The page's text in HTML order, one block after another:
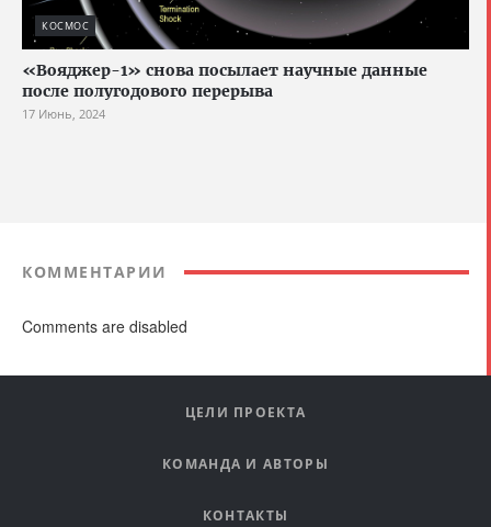
КОСМОС
«Вояджер-1» снова посылает научные данные
после полугодового перерыва
17 Июнь, 2024
КОММЕНТАРИИ
Comments are disabled
ЦЕЛИ ПРОЕКТА
КОМАНДА И АВТОРЫ
КОНТАКТЫ